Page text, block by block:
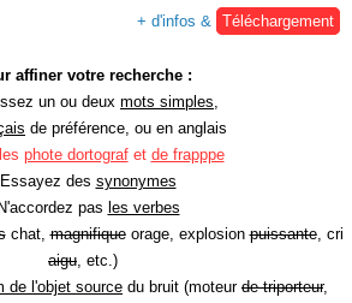
+ d'infos & Téléchargement
affiner votre recherche :
un ou deux mots simples,
de préférence, ou en anglais
phote dortografet de frapppe
des synonymes
pas les verbes
chat,magnifiqueorage, explosionpuissante, cri
aigu, etc.)
de l'objet source du bruit (moteur de triporteur,